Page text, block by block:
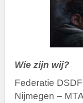
Wie zijn wij?
Federatie
Nijmegen –